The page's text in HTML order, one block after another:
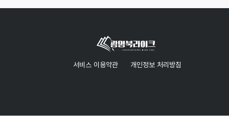
서비스 이용약관 개인정보 처리방침